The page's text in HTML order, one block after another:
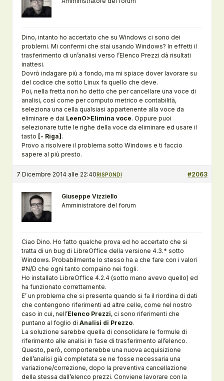
Dino, intanto ho accertato che su Windows ci sono dei
problemi. Mi confermi che stai usando Windows? In effetti il
trasferimento di un’analisi verso l’Elenco Prezzi dà risultati
inattesi.
Dovrò indagare più a fondo, ma mi spiace dover lavorare su
del codice che sotto Linux fa quello che deve.
Poi, nella fretta non ho detto che per cancellare una voce di
analisi, così come per computo metrico e contabilità,
seleziona una cella qualsiasi appartenente alla voce da
eliminare e dai LeenO>Elimina voce. Oppure puoi
selezionare tutte le righe della voce da eliminare ed usare il
tasto [- Riga] .
Provo a risolvere il problema sotto Windows e ti faccio
sapere al più presto.
7 Dicembre 2014 alle 22:40 #2063
RISPONDI
Giuseppe Vizziello
Amministratore del forum
Ciao Dino. Ho fatto qualche prova ed ho accertato che si
tratta di un bug di LibreOffice della versione 4.3.* sotto
Windows. Probabilmente lo stesso ha a che fare con i valori
#N/D che ogni tanto compaino nei fogli.
Ho installato LibreOffice 4.2.4 (sotto mano avevo quello) ed
ha funzionato correttamente.
E’ un problema che si presenta quando si fa il riordina di dati
che contengono riferimenti ad altre celle, come nel nostro
caso in cui, nell’Elenco Prezzi, ci sono riferimenti che
puntano al foglio di Analisi di Prezzo.
La soluzione sarebbe quella di consolidare le formule di
riferimento alle analisi in fase di trasferimento all’elenco.
Questo, però, comporterebbe una nuova acquisizione
dell’analisi già completata se ne fosse necessaria una
variazione/correzione, dopo la preventiva cancellazione
della stessa dall’elenco prezzi. Conviene lavorare con la